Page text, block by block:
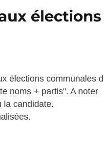
élections
élections communales
noms + partis". A noter
la candidate.